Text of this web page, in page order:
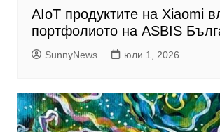
AIoT продуктите на Xiaomi
портфолиото на ASBIS
SunnyNews юли 1, 2026